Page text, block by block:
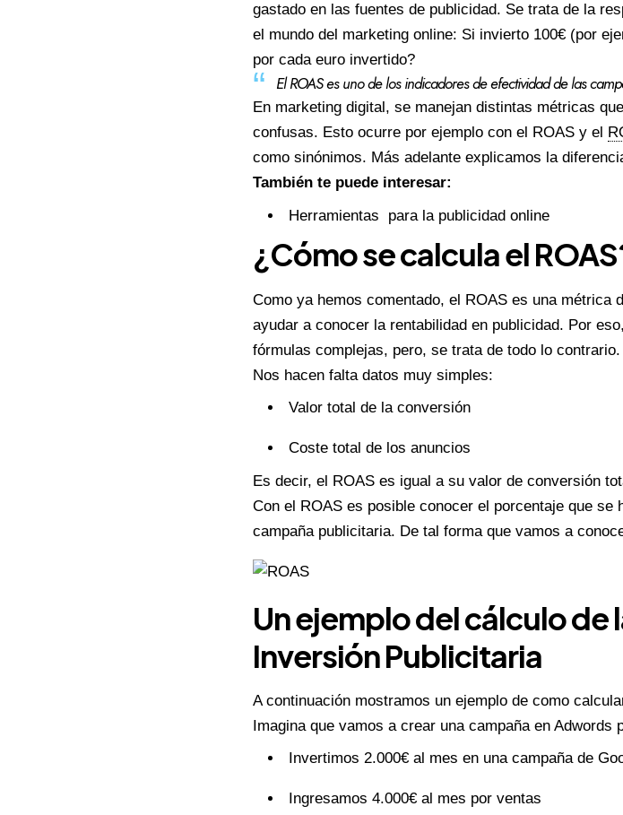
gastado en las fuentes de publicidad. Se trata de la
el mundo del marketing online: Si invierto 100€ (por
por cada euro invertido?
El ROAS es uno de los indicadores de efectividad de las
En marketing digital, se manejan distintas métricas
confusas. Esto ocurre por ejemplo con el ROAS y el
como sinónimos. Más adelante explicamos la
También te puede interesar:
Herramientas para la publicidad online
¿Cómo se calcula el
Como ya hemos comentado, el ROAS es una métrica
ayudar a conocer la rentabilidad en publicidad. Por
fórmulas complejas, pero, se trata de todo lo
Nos hacen falta datos muy simples:
Valor total de la conversión
Coste total de los anuncios
Es decir, el ROAS es igual a su valor de conversión
Con el ROAS es posible conocer el porcentaje que
campaña publicitaria. De tal forma que vamos a
Un ejemplo del cálculo de
Inversión Publicitaria
A continuación mostramos un ejemplo de como
Imagina que vamos a crear una campaña en
Invertimos 2.000€ al mes en una campaña de
Ingresamos 4.000€ al mes por ventas